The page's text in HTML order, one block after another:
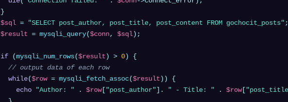
$sql = "SELECT post_author, post_title, post_content FROM gochocit_posts"
$result = mysqli_query($conn, $sql);
if (mysqli_num_rows($result ) > 0) {
// output data of each row
while($row = mysqli_fetch_assoc($result )) {
echo
"Author: " . $row[ "post_author"]. " - Title: " . $row[